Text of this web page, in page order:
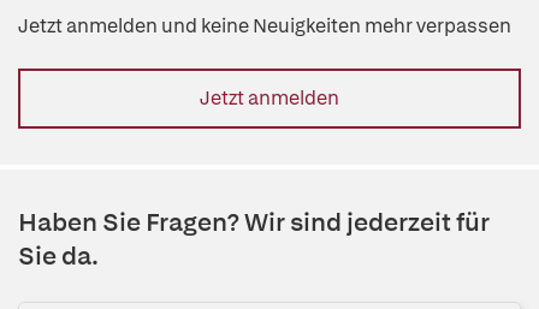
Jetzt anmelden und keine Neuigkeiten mehr verpassen
Jetzt anmelden
Haben Sie Fragen? Wir sind jederzeit für
Sie da.